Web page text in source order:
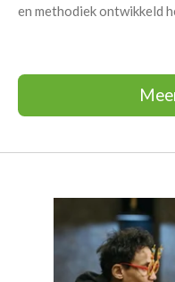
en methodiek ontwikkeld